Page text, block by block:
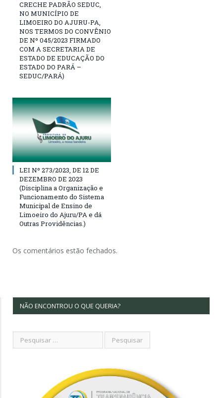
CRECHE PADRÃO SEDUC,
NO MUNICÍPIO DE
LIMOEIRO DO AJURU-PA,
NOS TERMOS DO CONVÊNIO
DE Nº 045/2023 FIRMADO
COM A SECRETARIA DE
ESTADO DE EDUCAÇÃO DO
ESTADO DO PARÁ –
SEDUC/PARÁ)
LEI Nº 273/2023, DE 12 DE
DEZEMBRO DE 2023
(Disciplina a Organização e
Funcionamento do Sistema
Municipal de Ensino de
Limoeiro do Ajuru/PA e dá
Outras Providências.)
Os comentários estão fechados.
NÃO ENCONTROU O QUE QUERIA?